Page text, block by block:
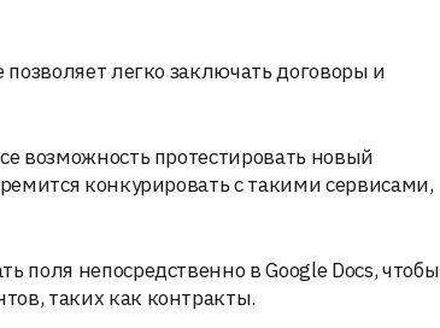
легко заключать договоры и
возможность протестировать новый
конкурировать с такими сервисами,
поля непосредственно в Google Docs, чтобы
таких как контракты.